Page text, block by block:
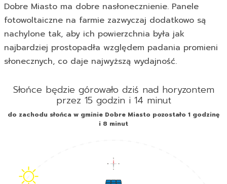
Dobre Miasto ma dobre nasłonecznienie. Panele
fotowoltaiczne na farmie zazwyczaj dodatkowo są
nachylone tak, aby ich powierzchnia była jak
najbardziej prostopadła względem padania promieni
słonecznych, co daje najwyższą wydajność.
Słońce będzie górowało dziś nad horyzontem
przez 15 godzin i 14 minut
do zachodu słońca w gminie Dobre Miasto pozostało 1 godzinę
i 8 minut